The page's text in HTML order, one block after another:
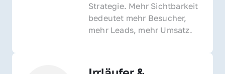
Strategie. Mehr Sichtbarkeit
bedeutet mehr Besucher,
mehr Leads, mehr Umsatz.